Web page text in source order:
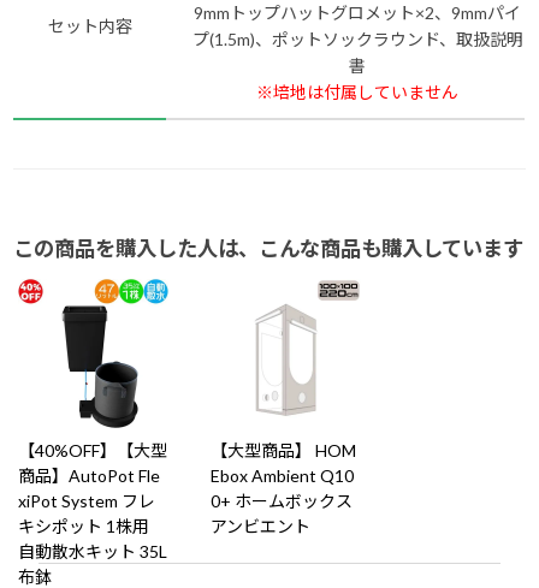
セット内容
9mmトップハットグロメット×2、9mmパイ
プ(1.5m)、ポットソックラウンド、取扱説明
書
※培地は付属していません
この商品を購入した人は、こんな商品も購入しています
【40%OFF】【大型
商品】AutoPot Fle
xiPot System フレ
キシポット 1株用
自動散水キット 35L
布鉢
【大型商品】 HOM
Ebox Ambient Q10
0+ ホームボックス
アンビエント